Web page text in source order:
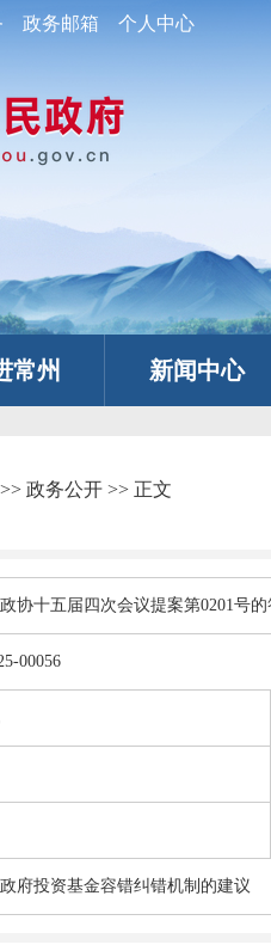
政务邮箱 个人中心
常州 新闻中心
政务公开>> 正文
协十五届四次会议提案第0201号的
00056
府投资基金容错纠错机制的建议